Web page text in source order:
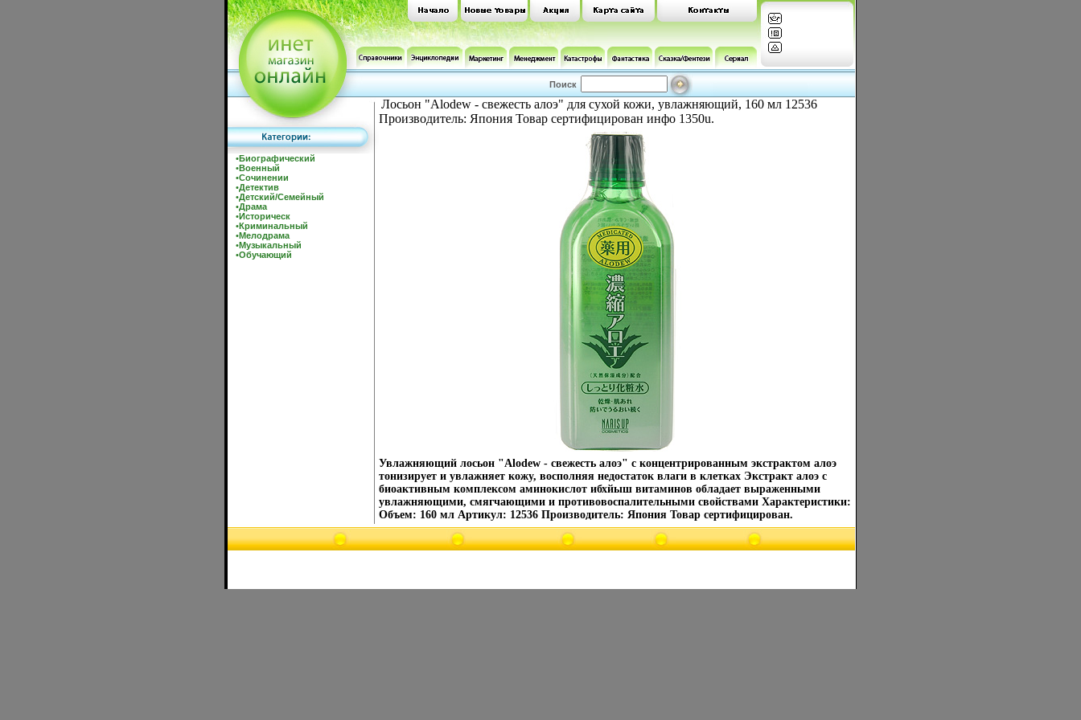
Поиск
•Биографический
•Военный
•Сочинении
•Детектив
•Детский/Семейный
•Драма
•Историческ
•Криминальный
•Мелодрама
•Музыкальный
•Обучающий
Лосьон "Alodew - свежесть алоэ" для сухой кожи, увлажняющий, 160 мл 12536
Производитель: Япония Товар сертифицирован инфо 1350u.
Увлажняющий лосьон "Alodew - свежесть алоэ" с концентрированным экстрактом алоэ
тонизирует и увлажняет кожу, восполняя недостаток влаги в клетках Экстракт алоэ с
биоактивным комплексом аминокислот ибхйыш витаминов обладает выраженными
увлажняющими, смягчающими и противовоспалительными свойствами Характеристики:
Объем: 160 мл Артикул: 12536 Производитель: Япония Товар сертифицирован.